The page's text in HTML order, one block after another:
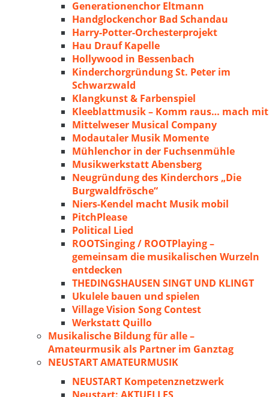
Generationenchor Eltmann
Handglockenchor Bad Schandau
Harry-Potter-Orchesterprojekt
Hau Drauf Kapelle
Hollywood in Bessenbach
Kinderchorgründung St. Peter im
Schwarzwald
Klangkunst & Farbenspiel
Kleeblattmusik – Komm raus… mach mit
Mittelweser Musical Company
Modautaler Musik Momente
Mühlenchor in der Fuchsenmühle
Musikwerkstatt Abensberg
Neugründung des Kinderchors „Die
Burgwaldfrösche“
Niers-Kendel macht Musik mobil
PitchPlease
Political Lied
ROOTSinging / ROOTPlaying –
gemeinsam die musikalischen Wurzeln
entdecken
THEDINGSHAUSEN SINGT UND KLINGT
Ukulele bauen und spielen
Village Vision Song Contest
Werkstatt Quillo
Musikalische Bildung für alle –
Amateurmusik als Partner im Ganztag
NEUSTART AMATEURMUSIK
NEUSTART Kompetenznetzwerk